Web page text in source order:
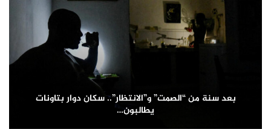
بعد سنة من “الصمت” و”الانتظار”.. سكان دوار بتاونات
يطالبون…